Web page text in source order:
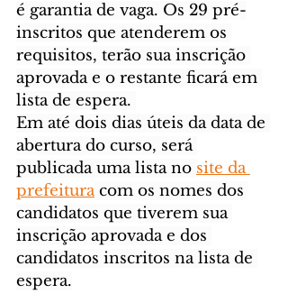
é garantia de vaga. Os 29 pré-
inscritos que atenderem os
requisitos, terão sua inscrição
aprovada e o restante ficará em
lista de espera.
Em até dois dias úteis da data de
abertura do curso, será
publicada uma lista no site da
prefeitura com os nomes dos
candidatos que tiverem sua
inscrição aprovada e dos
candidatos inscritos na lista de
espera.